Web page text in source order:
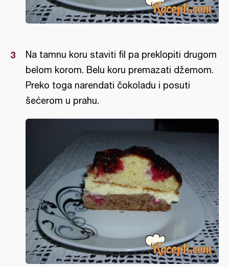
Na tamnu koru staviti fil pa preklopiti drugom
belom korom. Belu koru premazati džemom.
Preko toga narendati čokoladu i posuti
šećerom u prahu.